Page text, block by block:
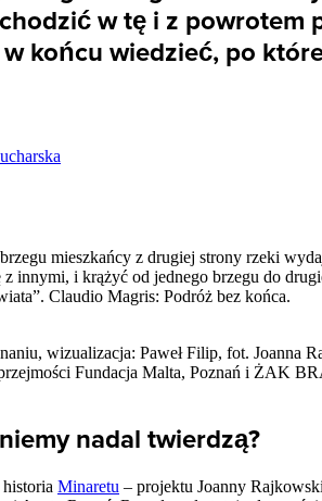
w tę i z powrotem
końcu wiedzieć, po
mieszkańcy z drugiej strony rzeki
z innymi, i krążyć od jednego brzegu do
Claudio Magris: Podróż bez końca.
wizualizacja: Paweł Filip, fot. Joanna
Fundacja Malta, Poznań i ŻAK
nadal twierdzą?
Minaretu – projektu Joanny